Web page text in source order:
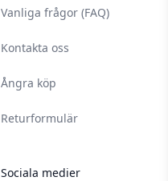
Vanliga frågor (FAQ)
Kontakta oss
Ångra köp
Returformulär
Sociala medier